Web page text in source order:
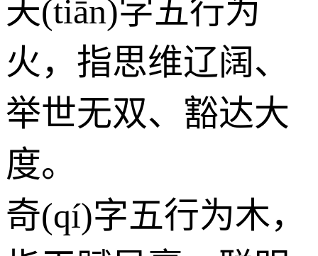
天(tiān)字五行为
火 ，指思维辽阔、
举世无双、豁达大
度。
奇(qí)字五行为木，